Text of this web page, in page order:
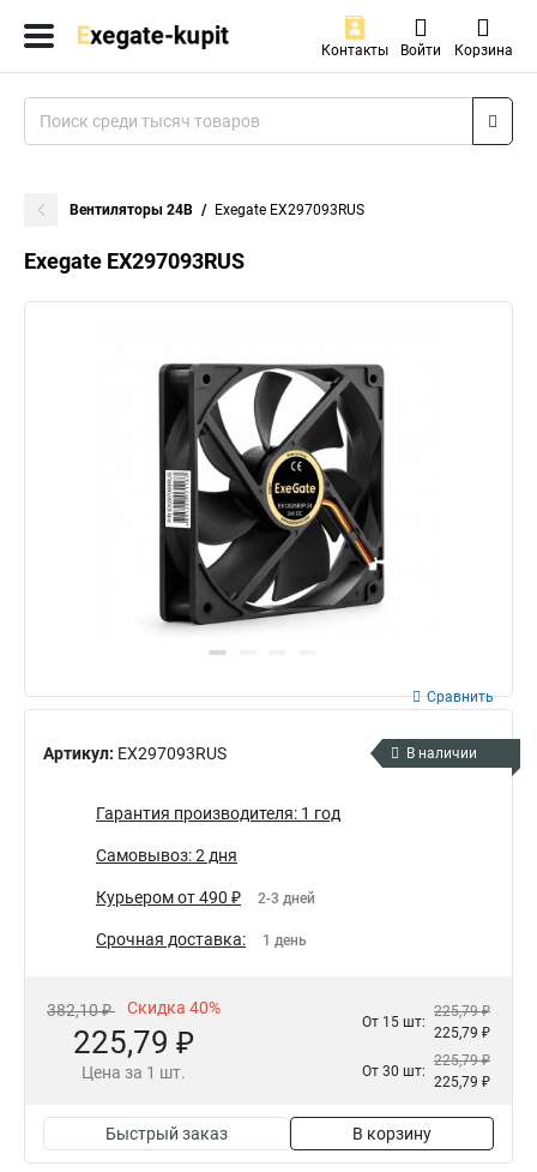
Контакты Войти Корзина
Вентиляторы 24В Exegate EX297093RUS
Exegate EX297093RUS
Артикул: EX297093RUS
Сравнить
В наличии
Гарантия производителя: 1 год
Самовывоз: 2 дня
Курьером от 490 ₽ 2-3 дней
Срочная доставка: 1 день
382,10 ₽ Скидка 40%
225,79 ₽
Цена за 1 шт.
От 15 шт:
225,79 ₽
225,79 ₽
От 30 шт:
225,79 ₽
225,79 ₽
Быстрый заказ В корзину